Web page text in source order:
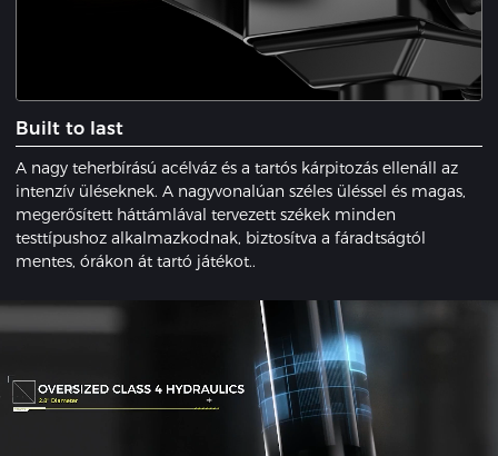
​Built to last
A nagy teherbírású acélváz és a tartós kárpitozás ellenáll az
intenzív üléseknek. A nagyvonalúan széles üléssel és magas,
megerősített háttámlával tervezett székek minden
testtípushoz alkalmazkodnak, biztosítva a fáradtságtól
mentes, órákon át tartó játékot..